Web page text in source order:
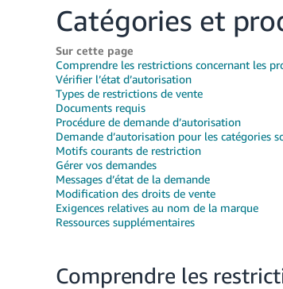
Catégories et
Sur cette page
Comprendre les restrictions concernant les
Vérifier l’état d’autorisation
Types de restrictions de vente
Documents requis
Procédure de demande d’autorisation
Demande d’autorisation pour les catégories
Motifs courants de restriction
Gérer vos demandes
Messages d’état de la demande
Modification des droits de vente
Exigences relatives au nom de la marque
Ressources supplémentaires
Comprendre les